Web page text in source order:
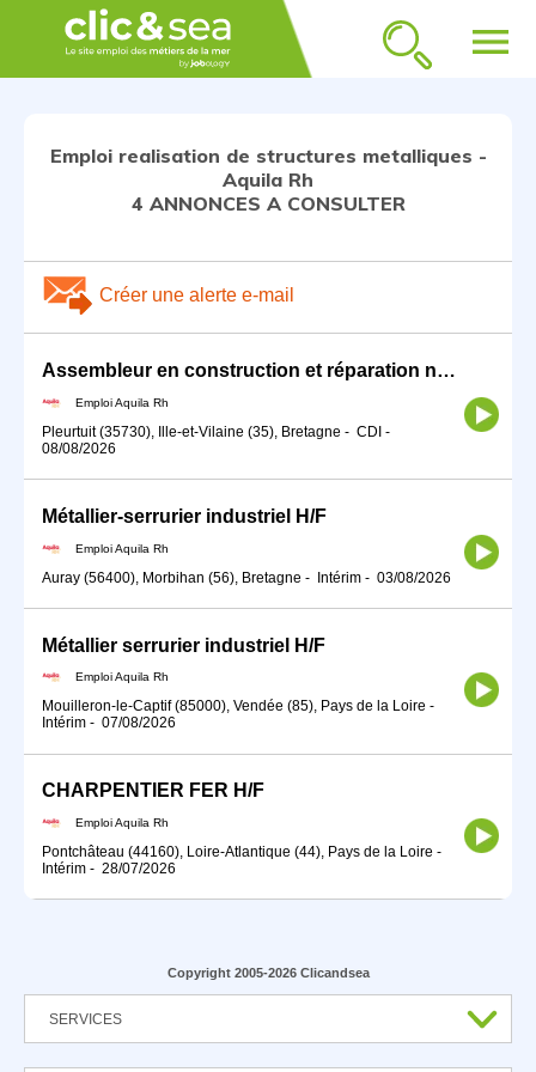
menu
Emploi realisation de structures metalliques -
Aquila Rh
4 ANNONCES A CONSULTER
Créer une alerte e-mail
Assembleur en construction et réparation navale H/F
Emploi Aquila Rh
Pleurtuit (35730), Ille-et-Vilaine (35), Bretagne - CDI -
08/08/2026
Métallier-serrurier industriel H/F
Emploi Aquila Rh
Auray (56400), Morbihan (56), Bretagne - Intérim - 03/08/2026
Métallier serrurier industriel H/F
Emploi Aquila Rh
Mouilleron-le-Captif (85000), Vendée (85), Pays de la Loire -
Intérim - 07/08/2026
CHARPENTIER FER H/F
Emploi Aquila Rh
Pontchâteau (44160), Loire-Atlantique (44), Pays de la Loire -
Intérim - 28/07/2026
Copyright 2005-2026 Clicandsea
SERVICES